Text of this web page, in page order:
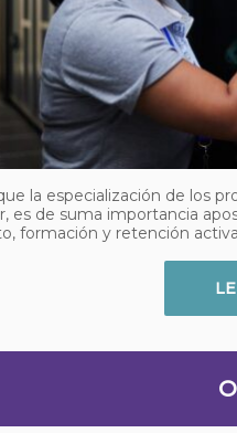
la especialización de los
es de suma importancia
formación y retención activa